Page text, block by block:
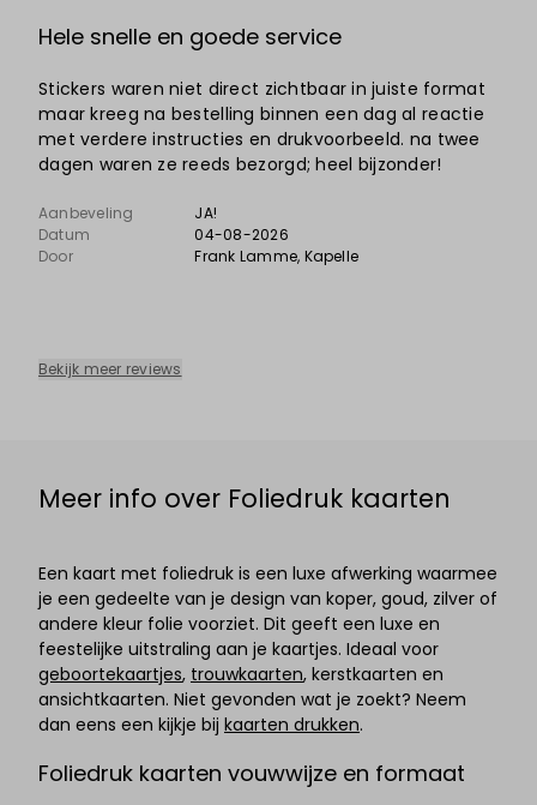
Hele snelle en goede service
Stickers waren niet direct zichtbaar in juiste format
maar kreeg na bestelling binnen een dag al reactie
met verdere instructies en drukvoorbeeld. na twee
dagen waren ze reeds bezorgd; heel bijzonder!
Aanbeveling
JA!
Datum
04-08-2026
Door
Frank Lamme, Kapelle
Bekijk meer reviews
Meer info over Foliedruk kaarten
Een kaart met foliedruk is een luxe afwerking waarmee
je een gedeelte van je design van koper, goud, zilver of
andere kleur folie voorziet. Dit geeft een luxe en
feestelijke uitstraling aan je kaartjes. Ideaal voor
geboortekaartjes, trouwkaarten, kerstkaarten en
ansichtkaarten. Niet gevonden wat je zoekt? Neem
dan eens een kijkje bij kaarten drukken.
Foliedruk kaarten vouwwijze en formaat